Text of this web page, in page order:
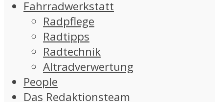
Fahrradwerkstatt
Radpflege
Radtipps
Radtechnik
Altradverwertung
People
Das Redaktionsteam